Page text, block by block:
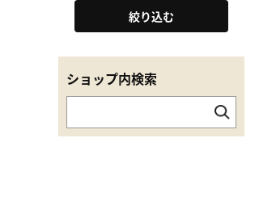
絞り込む
ショップ内検索